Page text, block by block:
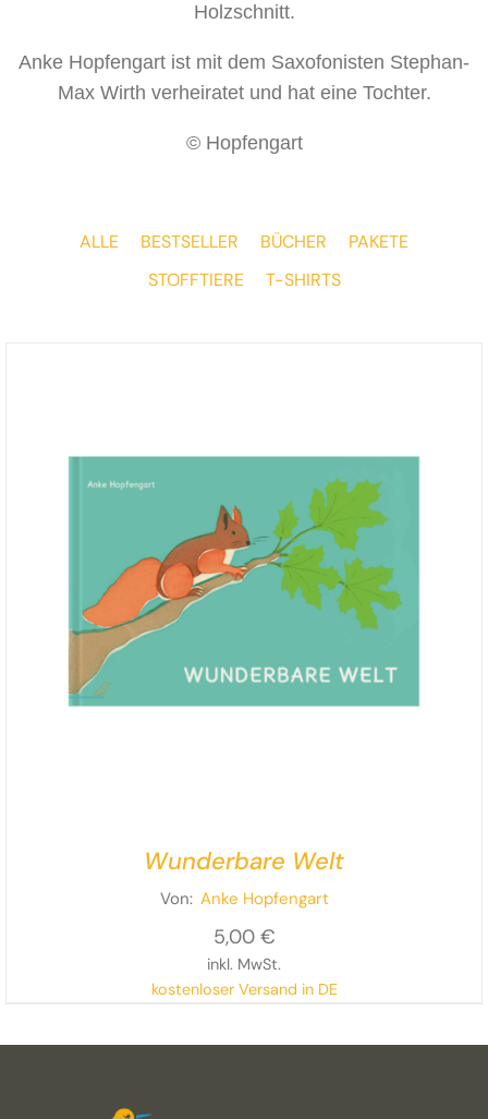
Holzschnitt.
Anke Hopfengart ist mit dem Saxofonisten Stephan-
Max Wirth verheiratet und hat eine Tochter.
© Hopfengart
ALLE BESTSELLER BÜCHER
PAKETE
STOFFTIERE
T-SHIRTS
Wunderbare Welt
Von: Anke Hopfengart
5,00 €
inkl. MwSt.
kostenloser Versand in DE